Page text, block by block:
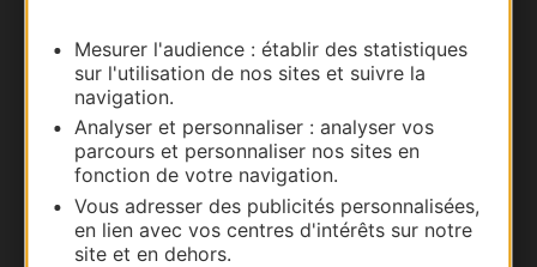
Mesurer l'audience : établir des statistiques
sur l'utilisation de nos sites et suivre la
navigation.
Analyser et personnaliser : analyser vos
parcours et personnaliser nos sites en
fonction de votre navigation.
Vous adresser des publicités personnalisées,
en lien avec vos centres d'intérêts sur notre
site et en dehors.
Carte interactive
Documentation